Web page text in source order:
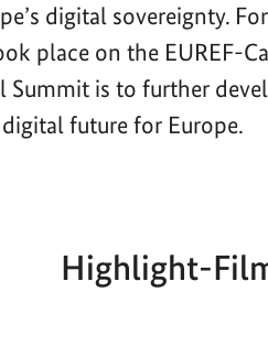
digital sovereignty.
place on the EUREF-
is to further
future for Europe.
Highlight-
Aktueller
00:00|